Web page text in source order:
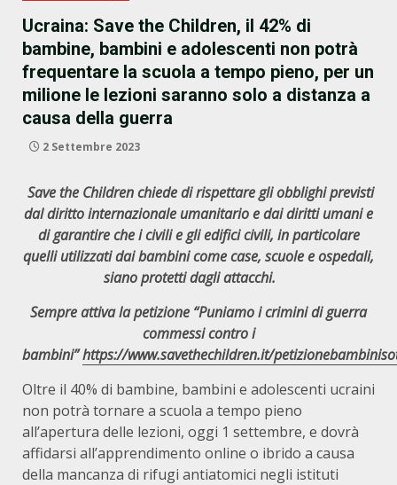
Ucraina: Save the Children, il 42% di
bambine, bambini e adolescenti non potrà
frequentare la scuola a tempo pieno, per un
milione le lezioni saranno solo a distanza a
causa della guerra
2 Settembre 2023
Save the Children chiede di rispettare gli obblighi previsti
dal diritto internazionale umanitario e dai diritti umani e
di garantire che i civili e gli edifici civili, in particolare
quelli utilizzati dai bambini come case, scuole e ospedali,
siano protetti dagli attacchi.
Sempre attiva la petizione “Puniamo i crimini di guerra
commessi contro i
bambini”https://www.savethechildren.it/
Oltre il 40% di bambine, bambini e adolescenti ucraini
non potrà tornare a scuola a tempo pieno
all’apertura delle lezioni, oggi 1 settembre, e dovrà
affidarsi all’apprendimento online o ibrido a causa
della mancanza di rifugi antiatomici negli istituti